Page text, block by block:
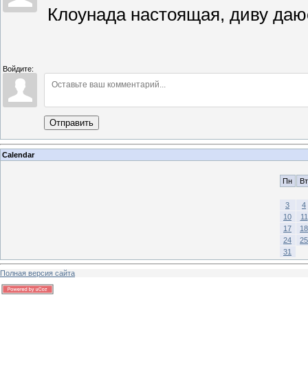
Клоунада настоящая, диву
Войдите:
Отправить
Calendar
Пн Вт
3
4
10
11
17
18
24
25
31
Полная версия сайта